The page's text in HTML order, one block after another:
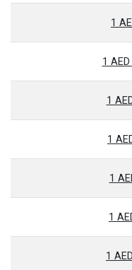
1
1
1
1
1
1
1